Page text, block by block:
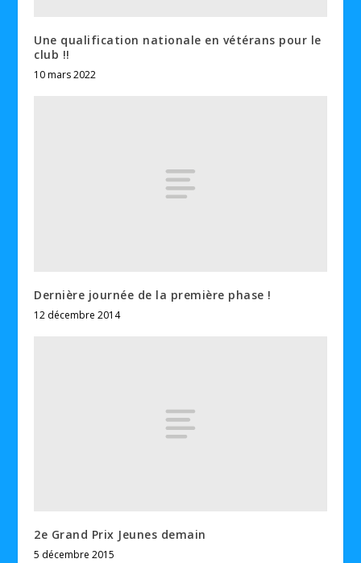
Une qualification nationale en vétérans pour le
club !!
10 mars 2022
Dernière journée de la première phase !
12 décembre 2014
2e Grand Prix Jeunes demain
5 décembre 2015